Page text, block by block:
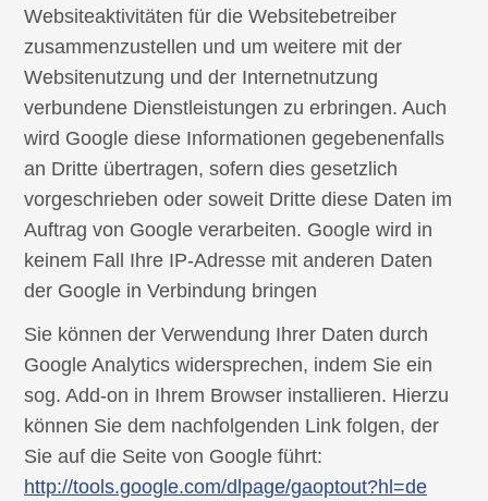
Websiteaktivitäten für die Websitebetreiber
zusammenzustellen und um weitere mit der
Websitenutzung und der Internetnutzung
verbundene Dienstleistungen zu erbringen. Auch
wird Google diese Informationen gegebenenfalls
an Dritte übertragen, sofern dies gesetzlich
vorgeschrieben oder soweit Dritte diese Daten im
Auftrag von Google verarbeiten. Google wird in
keinem Fall Ihre IP-Adresse mit anderen Daten
der Google in Verbindung bringen
Sie können der Verwendung Ihrer Daten durch
Google Analytics widersprechen, indem Sie ein
sog. Add-on in Ihrem Browser installieren. Hierzu
können Sie dem nachfolgenden Link folgen, der
Sie auf die Seite von Google führt:
http://tools.google.com/dlpage/gaoptout?hl=de